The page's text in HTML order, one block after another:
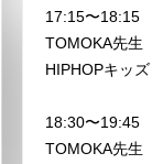
17:15〜18:15
TOMOKA先生
HIPHOPキッズ
18:30〜19:45
TOMOKA先生